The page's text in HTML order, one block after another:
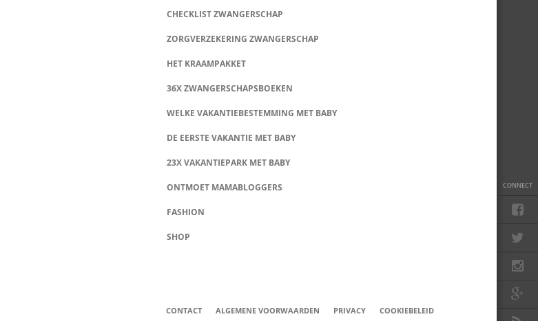
CONNECT
CHECKLIST ZWANGERSCHAP
ZORGVERZEKERING ZWANGERSCHAP
HET KRAAMPAKKET
36X ZWANGERSCHAPSBOEKEN
WELKE VAKANTIEBESTEMMING MET BABY
DE EERSTE VAKANTIE MET BABY
23X VAKANTIEPARK MET BABY
ONTMOET MAMABLOGGERS
FASHION
SHOP
CONTACT ALGEMENE VOORWAARDEN PRIVACY COOKIEBELEID